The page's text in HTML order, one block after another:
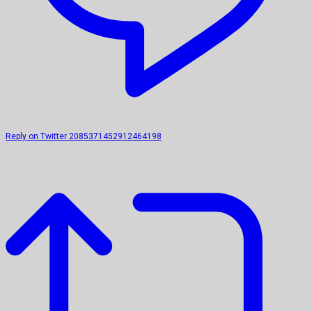
Reply on Twitter 2085371452912464198